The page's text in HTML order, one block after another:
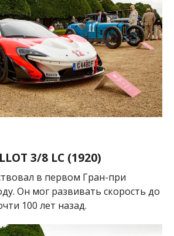
3/8 LC (1920)
в первом Гран-при
Он мог развивать скорость до
100 лет назад.